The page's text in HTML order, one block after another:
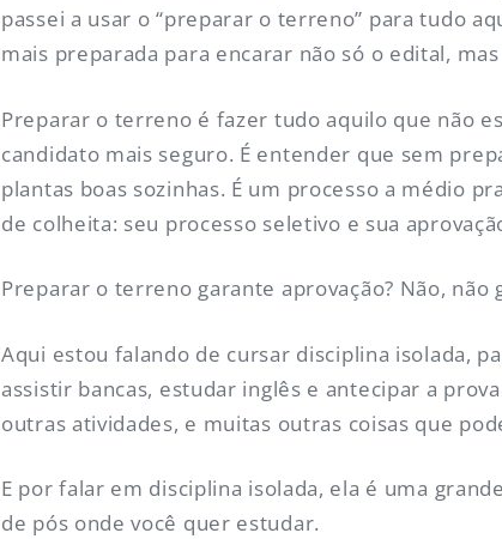
passei a usar o “preparar o terreno” para tudo
mais preparada para encarar não só o edital,
Preparar o terreno é fazer tudo aquilo que não
candidato mais seguro. É entender que sem
plantas boas sozinhas. É um processo a médio
de colheita: seu processo seletivo e sua
Preparar o terreno garante aprovação? Não,
Aqui estou falando de cursar disciplina isolada,
assistir bancas, estudar inglês e antecipar a
outras atividades, e muitas outras coisas que
E por falar em disciplina isolada, ela é uma
de pós onde você quer estudar.